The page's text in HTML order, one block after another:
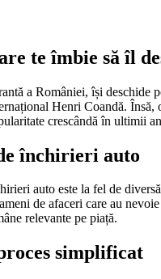
te îmbie să îl
a României, își deschide
Henri Coandă. Însă,
crescândă în ultimii
închirieri auto
auto este la fel de
de afaceri care au
relevante pe piață.
simplificat